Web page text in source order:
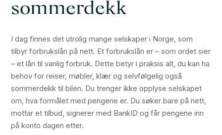
sommerdekk
I dag finnes det utrolig mange selskaper i Norge, som
tilbyr forbrukslån på nett. Et forbrukslån er – som ordet sier
– et lån til vanlig forbruk. Dette betyr i praksis alt, du kan ha
behov for reiser, møbler, klær og selvfølgelig også
sommerdekk til bilen. Du trenger ikke opplyse selskapet
om, hva formålet med pengene er. Du søker bare på nett,
mottar et tilbud, signerer med BankID og får pengene inn
på konto dagen etter.